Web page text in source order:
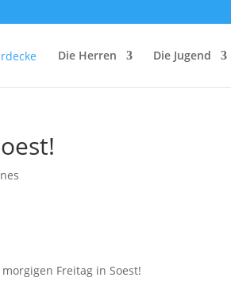
Die Herren Die Jugend
Freitag in Soest!